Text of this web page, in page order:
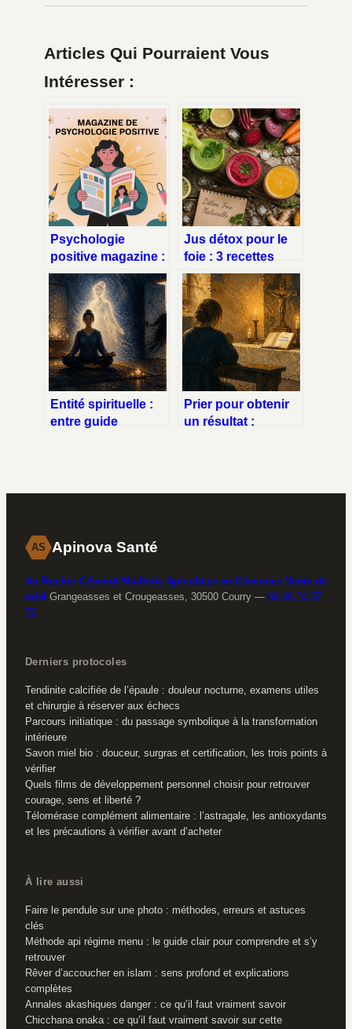
Articles Qui Pourraient Vous
Intéresser :
Psychologie
positive magazine :
le guide pour bien
choisir vos
ressources
Jus détox pour le
foie : 3 recettes
naturelles pour
purifier votre
organisme et
retrouver votre
vitalité
Entité spirituelle :
entre guide
comment faire la
Prier pour obtenir
un résultat :
AS Apinova Santé
Au Rucher Cévenol Miellerie Apiculteur en Cévennes Vente de
miel Grangeasses et Crougeasses, 30500 Courry — 04 66 24 37
70
Derniers protocoles
Tendinite calcifiée de l’épaule : douleur nocturne, examens utiles
et chirurgie à réserver aux échecs
Parcours initiatique : du passage symbolique à la transformation
intérieure
Savon miel bio : douceur, surgras et certification, les trois points à
vérifier
Quels films de développement personnel choisir pour retrouver
courage, sens et liberté ?
Télomérase complément alimentaire : l’astragale, les antioxydants
et les précautions à vérifier avant d’acheter
À lire aussi
Faire le pendule sur une photo : méthodes, erreurs et astuces
clés
Méthode api régime menu : le guide clair pour comprendre et s’y
retrouver
Rêver d’accoucher en islam : sens profond et explications
complètes
Annales akashiques danger : ce qu’il faut vraiment savoir
Chicchana onaka : ce qu’il faut vraiment savoir sur cette